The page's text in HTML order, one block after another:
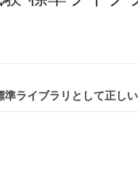
ライブラリとして正しい